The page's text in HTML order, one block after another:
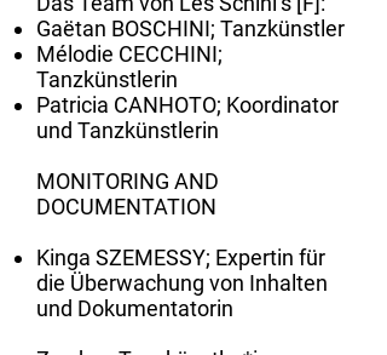
Gaëtan BOSCHINI; Tanzkünstler
Mélodie CECCHINI;
Tanzkünstlerin
Patricia CANHOTO; Koordinator
und Tanzkünstlerin
MONITORING AND
DOCUMENTATION
Kinga SZEMESSY; Expertin für
die Überwachung von Inhalten
und Dokumentatorin